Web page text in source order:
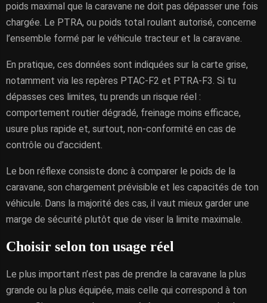
poids maximal que la caravane ne doit pas dépasser une fois
chargée. Le PTRA, ou poids total roulant autorisé, concerne
l’ensemble formé par le véhicule tracteur et la caravane.
En pratique, ces données sont indiquées sur la carte grise,
notamment via les repères PTAC-F2 et PTRA-F3. Si tu
dépasses ces limites, tu prends un risque réel :
comportement routier dégradé, freinage moins efficace,
usure plus rapide et, surtout, non-conformité en cas de
contrôle ou d’accident.
Le bon réflexe consiste donc à comparer le poids de la
caravane, son chargement prévisible et les capacités de ton
véhicule. Dans la majorité des cas, il vaut mieux garder une
marge de sécurité plutôt que de viser la limite maximale.
Choisir selon ton usage réel
Le plus important n’est pas de prendre la caravane la plus
grande ou la plus équipée, mais celle qui correspond à ton